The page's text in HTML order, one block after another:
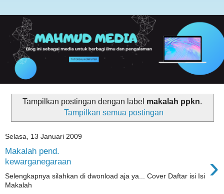
Tampilkan postingan dengan label makalah ppkn.
Tampilkan semua postingan
Selasa, 13 Januari 2009
Makalah pend.
kewarganegaraan
›
Selengkapnya silahkan di dwonload aja ya... Cover Daftar isi Isi
Makalah